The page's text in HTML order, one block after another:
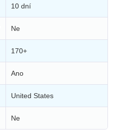
10 dní
Ne
170+
Ano
United States
Ne